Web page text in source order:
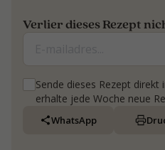
Verlier dieses Rezept
Sende dieses Rezept
erhalte jede Woche neue
WhatsApp